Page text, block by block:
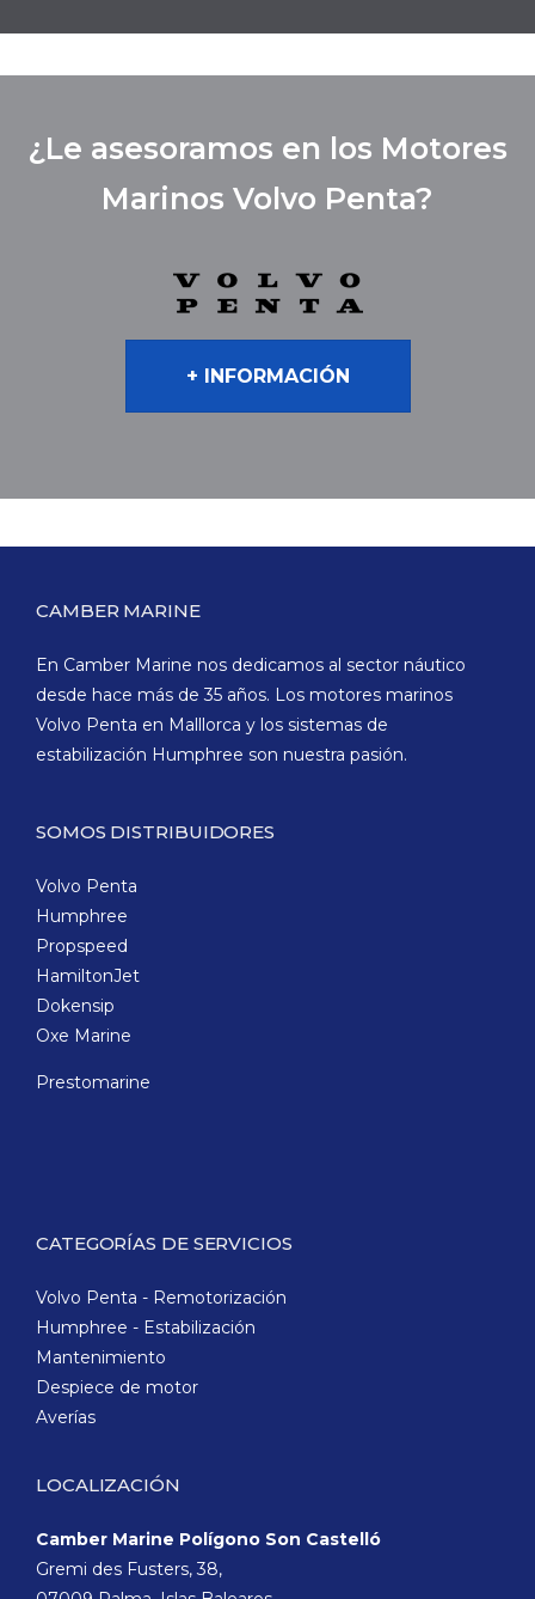
¿Le asesoramos en los Motores
Marinos Volvo Penta?
+ INFORMACIÓN
CAMBER MARINE
En Camber Marine nos dedicamos al sector náutico
desde hace más de 35 años. Los motores marinos
Volvo Penta en Malllorca y los sistemas de
estabilización Humphree son nuestra pasión.
SOMOS DISTRIBUIDORES
Volvo Penta
Humphree
Propspeed
HamiltonJet
Dokensip
Oxe Marine
Prestomarine
CATEGORÍAS DE SERVICIOS
Volvo Penta - Remotorización
Humphree - Estabilización
Mantenimiento
Despiece de motor
Averías
LOCALIZACIÓN
Camber Marine Polígono Son Castelló
Gremi des Fusters, 38,